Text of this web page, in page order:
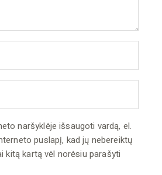
naršyklėje išsaugoti vardą, el.
puslapį, kad jų nebereiktų
kitą kartą vėl norėsiu parašyti